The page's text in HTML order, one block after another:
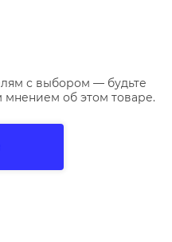
с выбором — будьте
мнением об этом товаре.